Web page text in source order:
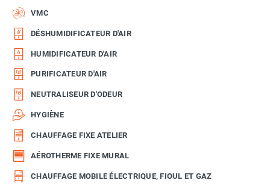
VMC
DÉSHUMIDIFICATEUR D'AIR
HUMIDIFICATEUR D'AIR
PURIFICATEUR D'AIR
NEUTRALISEUR D'ODEUR
HYGIÈNE
CHAUFFAGE FIXE ATELIER
AÉROTHERME FIXE MURAL
CHAUFFAGE MOBILE ÉLECTRIQUE, FIOUL ET GAZ